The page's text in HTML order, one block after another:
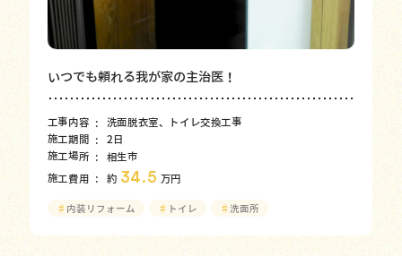
いつでも頼れる我が家の主治医！
工事内容
洗面脱衣室、トイレ交換工事
施工期間
2日
施工場所
相生市
施工費用 約 34.5 万円
♯ 内装リフォーム ♯ トイレ ♯洗面所